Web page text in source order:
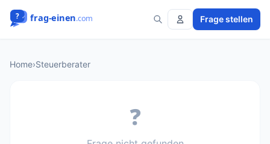
Frage stellen
Home›Steuerberater
❓